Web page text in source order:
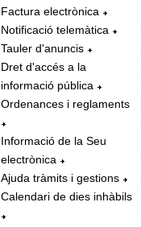
Factura electrònica
Notificació telemàtica
Tauler d'anuncis
Dret d'accés a la
informació pública
Ordenances i reglaments
Informació de la Seu
electrònica
Ajuda tràmits i gestions
Calendari de dies inhàbils